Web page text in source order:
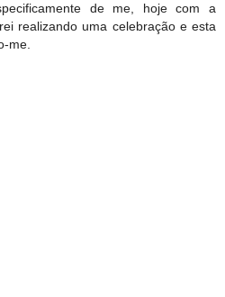
de me, hoje com a
realizando uma celebração e esta
me.